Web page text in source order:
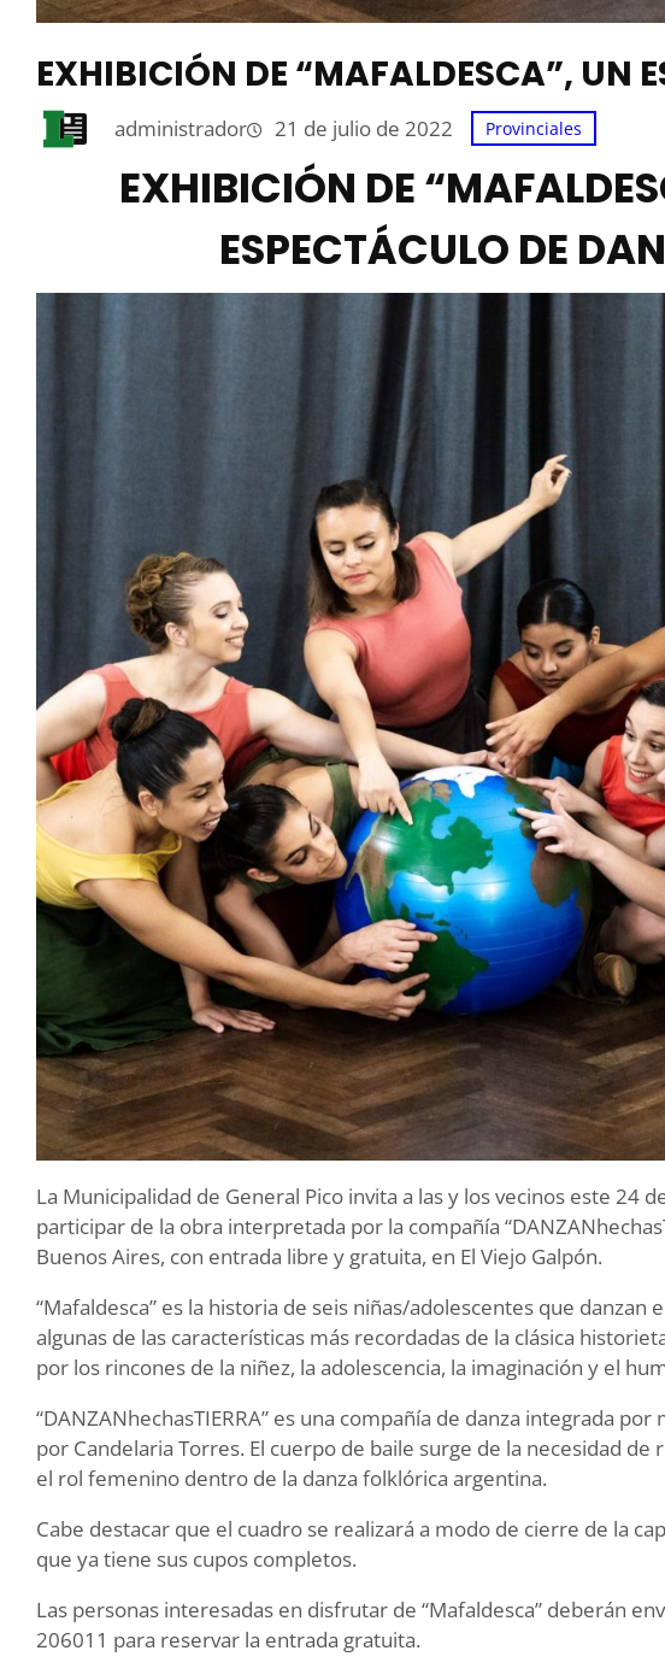
EXHIBICIÓN DE “MAFALDESCA”, UN
administrador 21 de julio de 2022 Provinciales
EXHIBICIÓN DE
ESPECTÁCULO DE
La Municipalidad de General Pico invita a las y los vecinos este 24
participar de la obra interpretada por la compañía
Buenos Aires, con entrada libre y gratuita, en El Viejo Galpón.
“Mafaldesca” es la historia de seis niñas/adolescentes que danzan
algunas de las características más recordadas de la clásica
por los rincones de la niñez, la adolescencia, la imaginación y el
“DANZANhechasTIERRA” es una compañía de danza integrada
por Candelaria Torres. El cuerpo de baile surge de la necesidad
el rol femenino dentro de la danza folklórica argentina.
Cabe destacar que el cuadro se realizará a modo de cierre de la
que ya tiene sus cupos completos.
Las personas interesadas en disfrutar de “Mafaldesca” deberán
206011 para reservar la entrada gratuita.